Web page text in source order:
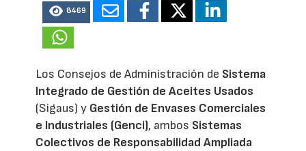
8469
Los Consejos de Administración de Sistema
Integrado de Gestión de Aceites Usados
(Sigaus) y Gestión de Envases Comerciales
e Industriales (Genci), ambos Sistemas
Colectivos de Responsabilidad Ampliada